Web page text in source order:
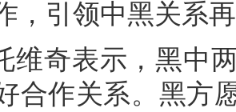
，引领中黑关系
维奇表示，黑中
合作关系。黑方